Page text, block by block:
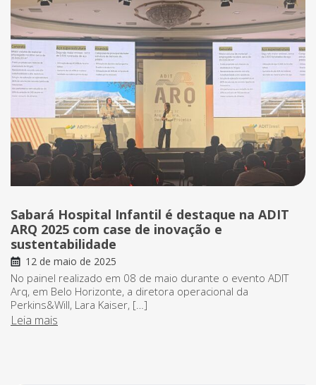
Sabará Hospital Infantil é destaque na ADIT
ARQ 2025 com case de inovação e
sustentabilidade
12 de maio de 2025
No painel realizado em 08 de maio durante o evento ADIT
Arq, em Belo Horizonte, a diretora operacional da
Perkins&Will, Lara Kaiser, […]
Leia mais